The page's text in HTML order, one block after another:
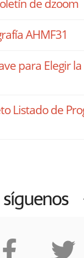
de dzoom
AHMF31
para Elegir
Listado de
síguenos